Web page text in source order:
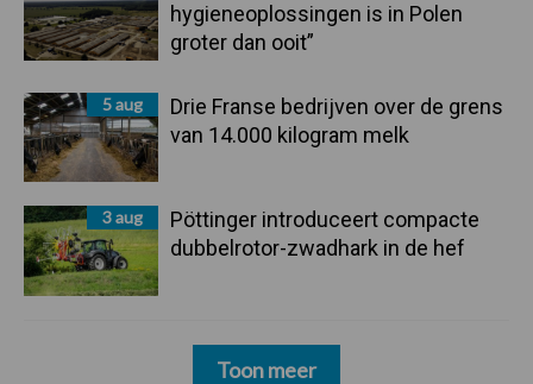
hygieneoplossingen is in Polen
groter dan ooit”
5 aug
Drie Franse bedrijven over de grens
van 14.000 kilogram melk
3 aug
Pöttinger introduceert compacte
dubbelrotor-zwadhark in de hef
Toon meer